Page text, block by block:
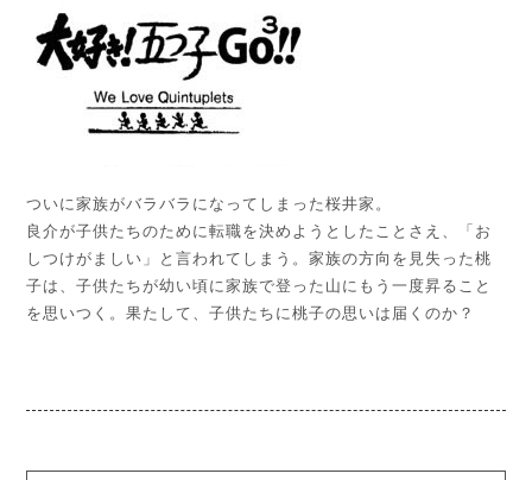
ついに家族がバラバラになってしまった桜井家。
良介が子供たちのために転職を決めようとしたことさえ、「お
しつけがましい」と言われてしまう。家族の方向を見失った桃
子は、子供たちが幼い頃に家族で登った山にもう一度昇ること
を思いつく。果たして、子供たちに桃子の思いは届くのか？